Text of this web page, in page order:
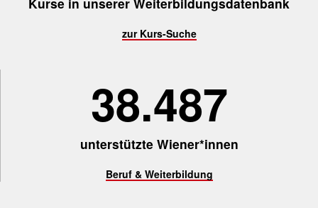
zur Kurs-Suche
38.600
unterstützte Wiener*innen
Beruf & Weiterbildung